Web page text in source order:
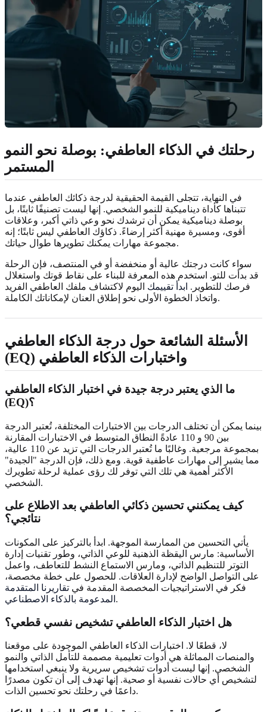
رحلتك في الذكاء العاطفي: بوصلة نحو النمو
المستمر
في النهاية، تتجلى القيمة الحقيقية لدرجة ذكائك العاطفي عندما
تتبناها كأداة ديناميكية للنمو الشخصي. إنها ليست تصنيفًا ثابتًا، بل
بوصلة ديناميكية يمكن أن ترشدك نحو وعي ذاتي أكبر، وعلاقات
أقوى، ومسيرة مهنية أكثر إرضاءً. ذكاؤك العاطفي ليس ثابتًا؛ إنه
مجموعة مهارات يمكنك تطويرها طوال حياتك.
سواء كانت درجتك عالية أو منخفضة أو في المنتصف، فإن الرحلة
قد بدأت للتو. استخدم هذه المعرفة للبناء على نقاط قوتك واستغلال
فرصك للتطوير. ابدأ تقييمك اليوم لاكتشاف ملفك العاطفي الفريد
واتخاذ الخطوة الأولى نحو إطلاق العنان لإمكاناتك الكاملة.
الأسئلة الشائعة حول درجة الذكاء العاطفي
(EQ) واختبارات الذكاء العاطفي
ما الذي يعتبر درجة جيدة في اختبار الذكاء العاطفي
(EQ)؟
بينما يمكن أن تختلف الدرجات بين الاختبارات المختلفة، تُعتبر الدرجة
بين 90 و 110 عادةً النطاق المتوسط في الاختبارات المقارنة
بمجموعة مرجعية. وغالبًا ما تُعتبر الدرجات التي تزيد عن 110 عالية،
مما يشير إلى مهارات عاطفية قوية. ومع ذلك، فإن الدرجة "الجيدة"
الأكثر أهمية هي تلك التي توفر لك رؤى عملية لرحلة تطويرك
الشخصي.
كيف يمكنني تحسين ذكائي العاطفي بعد الاطلاع على
نتائجي؟
يأتي التحسين من الممارسة الموجهة. ابدأ بالتركيز على المكونات
الأساسية: مارس اليقظة الذهنية للوعي الذاتي، وطور تقنيات إدارة
التوتر للتنظيم الذاتي، ومارس الاستماع النشط للتعاطف، واعمل
على التواصل الواضح لإدارة العلاقات. للحصول على خطة مخصصة،
فكر في الاستراتيجيات المخصصة المقدمة في تقاريرنا المتقدمة
المدعومة بالذكاء الاصطناعي .
هل اختبار الذكاء العاطفي تشخيص نفسي قطعي؟
لا، قطعًا لا. اختبارات الذكاء العاطفي الموجودة على موقعنا
والمنصات المماثلة هي أدوات تعليمية مصممة للتأمل الذاتي والنمو
الشخصي. إنها ليست أدوات تشخيص سريرية ولا ينبغي استخدامها
لتشخيص أي حالات نفسية أو صحية. إنها تهدف إلى أن تكون مصدرًا
داعمًا في رحلتك نحو تحسين الذات.